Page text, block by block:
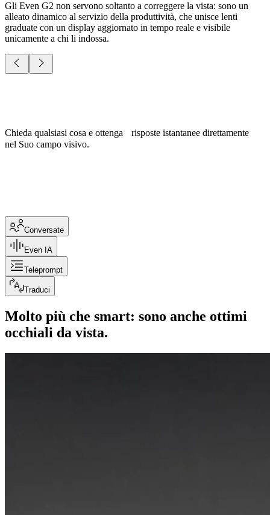
Gli Even G2 non servono soltanto a correggere la vista: sono un
alleato dinamico al servizio della produttività, che unisce lenti
graduate con un display aggiornato in tempo reale e visibile
unicamente a chi li indossa.
Chieda qualsiasi cosa e ottenga risposte istantanee direttamente
nel Suo campo visivo.
Conversate
Even IA
Teleprompt
Traduci
Molto più che smart: sono anche ottimi
occhiali da vista.